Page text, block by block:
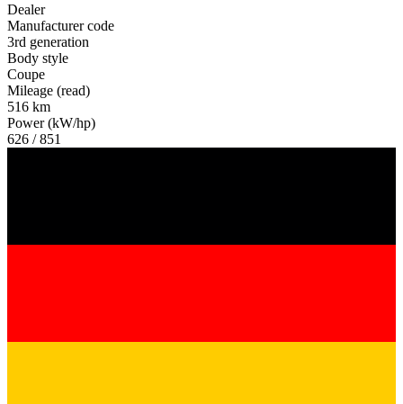
Dealer
Manufacturer code
3rd generation
Body style
Coupe
Mileage (read)
516 km
Power (kW/hp)
626 / 851